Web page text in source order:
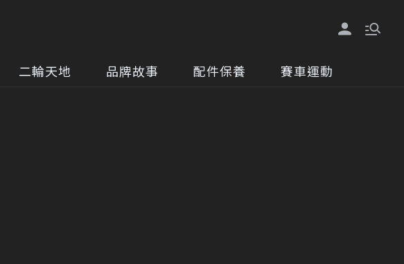
二輪天地 品牌故事 配件保養 賽車運動